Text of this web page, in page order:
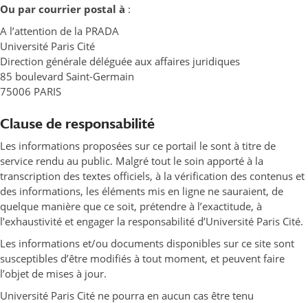
Ou par courrier postal à :
A l’attention de la PRADA
Université Paris Cité
Direction générale déléguée aux affaires juridiques
85 boulevard Saint-Germain
75006 PARIS
Clause de responsabilité
Les informations proposées sur ce portail le sont à titre de
service rendu au public. Malgré tout le soin apporté à la
transcription des textes officiels, à la vérification des contenus et
des informations, les éléments mis en ligne ne sauraient, de
quelque manière que ce soit, prétendre à l’exactitude, à
l’exhaustivité et engager la responsabilité d’Université Paris Cité.
Les informations et/ou documents disponibles sur ce site sont
susceptibles d’être modifiés à tout moment, et peuvent faire
l’objet de mises à jour.
Université Paris Cité ne pourra en aucun cas être tenu